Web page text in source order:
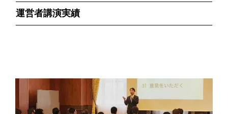
運営者講演実績